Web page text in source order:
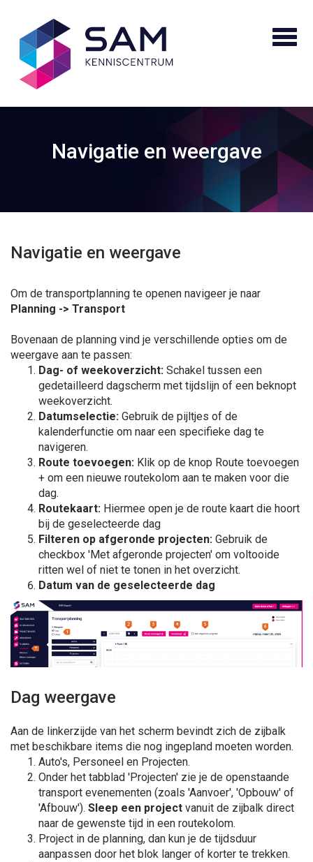
Navigatie en weergave
Navigatie en weergave
Om de transportplanning te openen navigeer je naar
Planning -> Transport
Bovenaan de planning vind je verschillende opties om de
weergave aan te passen:
Dag- of weekoverzicht: Schakel tussen een
gedetailleerd dagscherm met tijdslijn of een beknopt
weekoverzicht.
Datumselectie: Gebruik de pijltjes of de
kalenderfunctie om naar een specifieke dag te
navigeren.
Route toevoegen: Klik op de knop Route toevoegen
+ om een nieuwe routekolom aan te maken voor die
dag.
Routekaart: Hiermee open je de route kaart die hoort
bij de geselecteerde dag
Filteren op afgeronde projecten: Gebruik de
checkbox 'Met afgeronde projecten' om voltooide
ritten wel of niet te tonen in het overzicht.
Datum van de geselecteerde dag
Dag weergave
Aan de linkerzijde van het scherm bevindt zich de zijbalk
met beschikbare items die nog ingepland moeten worden.
Auto's, Personeel en Projecten.
Onder het tabblad 'Projecten' zie je de openstaande
transport evenementen (zoals 'Aanvoer', 'Opbouw' of
'Afbouw'). Sleep een project vanuit de zijbalk direct
naar de gewenste tijd in een routekolom.
Project in de planning, dan kun je de tijdsduur
aanpassen door het blok langer of korter te trekken.